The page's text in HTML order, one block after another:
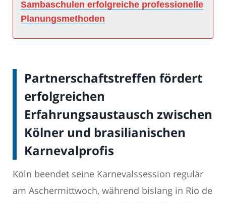
Sambaschulen erfolgreiche professionelle
Planungsmethoden
Partnerschaftstreffen fördert
erfolgreichen
Erfahrungsaustausch zwischen
Kölner und brasilianischen
Karnevalprofis
Köln beendet seine Karnevalssession regulär
am Aschermittwoch, während bislang in Rio de